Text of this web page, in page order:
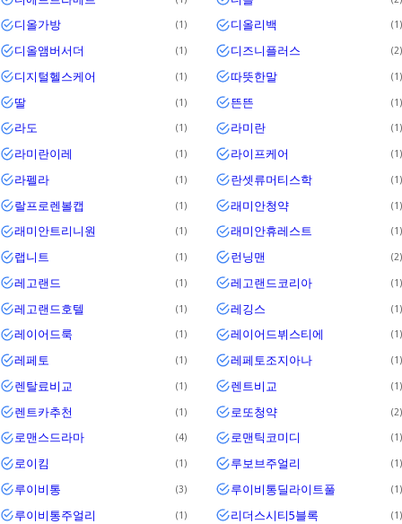
디올가방 1 디올리백 1
디올앰버서더 1 디즈니플러스 2
디지털헬스케어 1 따뜻한말 1
딸 1 뜬뜬 1
라도 1 라미란 1
라미란이레 1 라이프케어 1
라펠라 1 란셋류머티스학 1
랄프로렌볼캡 1 래미안청약 1
래미안트리니원 1 래미안휴레스트 1
랩니트 1 런닝맨 2
레고랜드 1 레고랜드코리아 1
레고랜드호텔 1 레깅스 1
레이어드룩 1 레이어드뷔스티에 1
레페토 1 레페토조지아나 1
렌탈료비교 1 렌트비교 1
렌트카추천 1 로또청약 2
로맨스드라마 4 로맨틱코미디 1
로이킴 1 루보브주얼리 1
루이비통 3 루이비통딜라이트풀 1
루이비통주얼리 1 리더스시티5블록 1